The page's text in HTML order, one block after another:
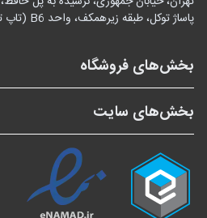
پاساژ توکل، طبقه زیرهمکف، واحد B6 (تاپ ترونیک)
بخش‌های فروشگاه
بخش‌های سایت